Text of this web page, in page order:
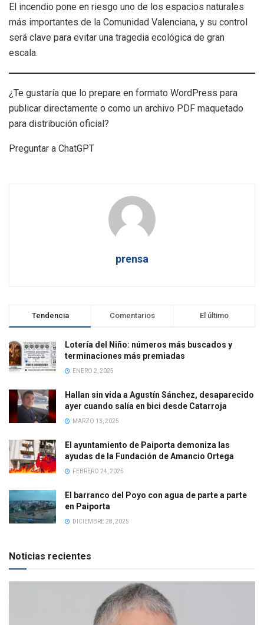
El incendio pone en riesgo uno de los espacios naturales
más importantes de la Comunidad Valenciana, y su control
será clave para evitar una tragedia ecológica de gran
escala.
¿Te gustaría que lo prepare en formato WordPress para
publicar directamente o como un archivo PDF maquetado
para distribución oficial?
Preguntar a ChatGPT
prensa
Tendencia Comentarios El último
Lotería del Niño: números más buscados y
terminaciones más premiadas
ENERO 2, 2025
Hallan sin vida a Agustín Sánchez, desaparecido
ayer cuando salía en bici desde Catarroja
MARZO 13, 2025
El ayuntamiento de Paiporta demoniza las
ayudas de la Fundación de Amancio Ortega
FEBRERO 24, 2025
El barranco del Poyo con agua de parte a parte
en Paiporta
DICIEMBRE 28, 2025
Noticias recientes